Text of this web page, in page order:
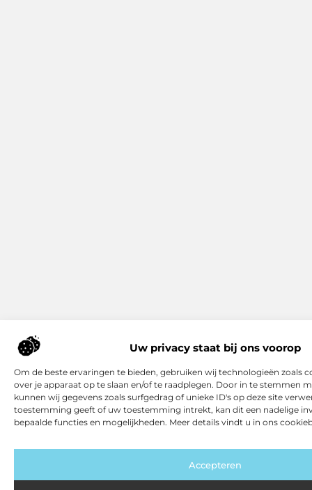
Uw privacy staat bij ons voorop
Om de beste ervaringen te bieden, gebruiken wij technologieën zoals
over je apparaat op te slaan en/of te raadplegen. Door in te stemmen
kunnen wij gegevens zoals surfgedrag of unieke ID's op deze site
toestemming geeft of uw toestemming intrekt, kan dit een nadelige
bepaalde functies en mogelijkheden. Meer details vindt u in ons
Accepteren